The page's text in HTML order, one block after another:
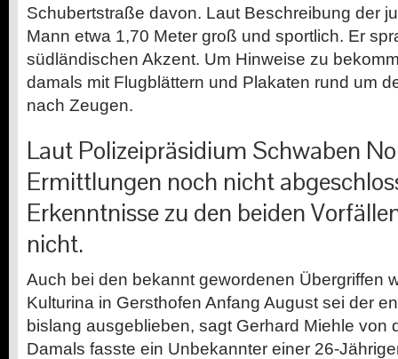
Schubertstraße davon. Laut Beschreibung der
Mann etwa 1,70 Meter groß und sportlich. Er
südländischen Akzent. Um Hinweise zu
damals mit Flugblättern und Plakaten rund um
nach Zeugen.
Laut Polizeipräsidium Schwaben
Ermittlungen noch nicht
Erkenntnisse zu den beiden
nicht.
Auch bei den bekannt gewordenen Übergriffen
Kulturina in Gersthofen Anfang August sei der
bislang ausgeblieben, sagt Gerhard Miehle von
Damals fasste ein Unbekannter einer 26-